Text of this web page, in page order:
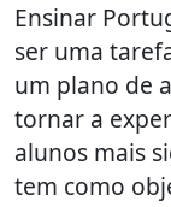
Ensinar
ser uma
um plano de
tornar a
alunos mais
tem como